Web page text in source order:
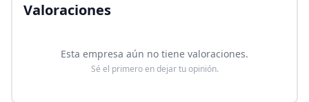
Valoraciones
Esta empresa aún no tiene valoraciones.
Sé el primero en dejar tu opinión.